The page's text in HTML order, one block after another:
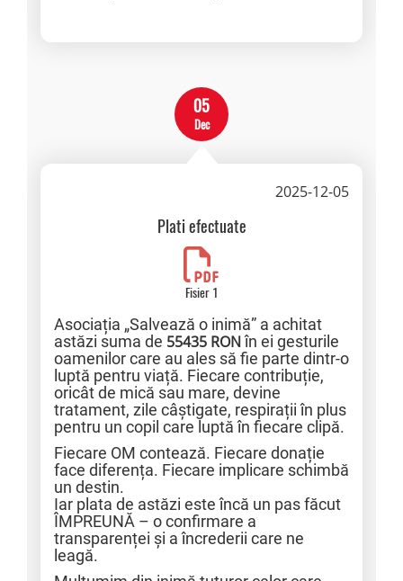
05
Dec
2025-12-05
Plati efectuate
Fisier 1
Asociația „Salvează o inimă” a achitat
astăzi suma de 55435 RONîn ei gesturile
oamenilor care au ales să fie parte dintr-o
luptă pentru viață. Fiecare contribuție,
oricât de mică sau mare, devine
tratament, zile câștigate, respirații în plus
pentru un copil care luptă în fiecare clipă.
Fiecare OM contează. Fiecare donație
face diferența. Fiecare implicare schimbă
un destin.
Iar plata de astăzi este încă un pas făcut
ÎMPREUNĂ – o confirmare a
transparenței și a încrederii care ne
leagă.